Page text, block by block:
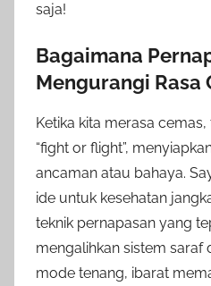
saja!
Bagaimana
Mengurangi Rasa
Ketika kita merasa
“fight or flight”,
ancaman atau bahaya.
ide untuk kesehatan
teknik pernapasan yang
mengalihkan sistem saraf
mode tenang, ibarat